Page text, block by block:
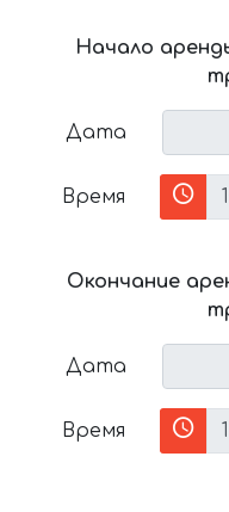
Начало
Дата
Время
Окончание
Дата
Время